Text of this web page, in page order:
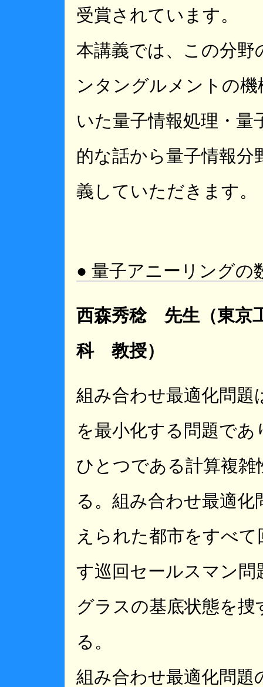
受賞されています。
本講義では、この分野
ンタングルメントの
いた量子情報処理・
的な話から量子情報分
義していただきます。
● 量子アニーリングの
西森秀稔 先生（東京
科 教授）
組み合わせ最適化問題
を最小化する問題で
ひとつである計算複
る。組み合わせ最適化
えられた都市をすべ
す巡回セールスマン
グラスの基底状態を
る。
組み合わせ最適化問